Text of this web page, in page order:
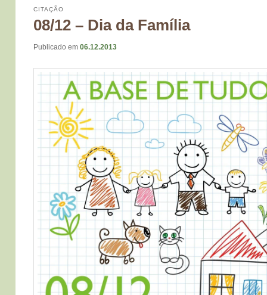
08/12 – Dia da Família
CITAÇÃO
Publicado em 06.12.2013